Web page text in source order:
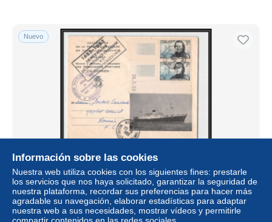
Nuevo
100659 ss Calédonien coin daté 1953 centenaire de la
présence francaise nouvelle calédonie maritime lettre
± 17,28 US$
Estatus
Información sobre las cookies
Nuestra web utiliza cookies con los siguientes fines: prestarle
los servicios que nos haya solicitado, garantizar la seguridad de
nuestra plataforma, recordar sus preferencias para hacer más
agradable su navegación, elaborar estadísticas para adaptar
nuestra web a sus necesidades, mostrar vídeos y permitirle